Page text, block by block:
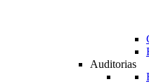
Auditorias